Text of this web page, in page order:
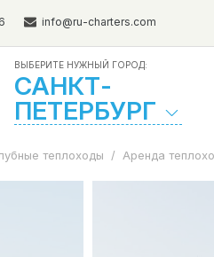
info@ru-charters.com
ВЫБЕРИТЕ НУЖНЫЙ ГОРОД:
САНКТ-
ПЕТЕРБУРГ
теплоходы / Аренда